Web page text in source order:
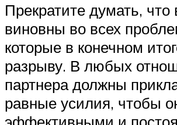
Прекратите думать,
виновны во всех
которые в конечном
разрыву. В любых
партнера должны
равные усилия, чтобы